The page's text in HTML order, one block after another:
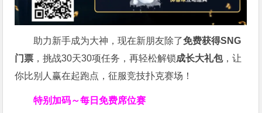
助力新手成为大神，现在新朋友除了免费获得SNG
门票 ，挑战30天30项任务，再轻松解锁成长大礼包，让
你比别人赢在起跑点，征服竞技扑克赛场！
特别加码～每日免费席位赛